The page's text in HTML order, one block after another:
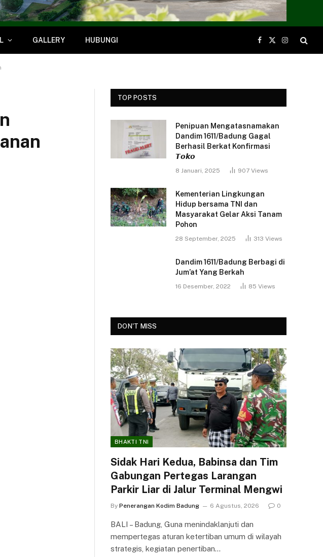
GALLERY HUBUNGI
Facebook
X
(Twitter)
Instagram
TOP POSTS
Penipuan Mengatasnamakan
Dandim 1611/Badung Gagal
Berhasil Berkat Konfirmasi
𝙏𝙤𝙠𝙤
8 Januari, 2025 907 Views
Kementerian Lingkungan
Hidup bersama TNI dan
Masyarakat Gelar Aksi Tanam
Pohon
28 September, 2025 313 Views
Dandim 1611/Badung Berbagi di
Jum’at Yang Berkah
16 Desember, 2022 85 Views
DON'T MISS
BHAKTI TNI
Sidak Hari Kedua, Babinsa dan Tim
Gabungan Pertegas Larangan
Parkir Liar di Jalur Terminal Mengwi
By Penerangan Kodim Badung 6 Agustus, 2026 0
BALI – Badung, Guna menindaklanjuti dan
mempertegas aturan ketertiban umum di wilayah
strategis, kegiatan penertiban…